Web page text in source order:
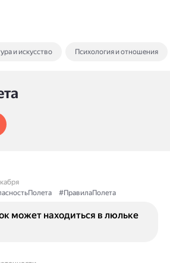
и искусство Психология и отношения
#ПравилаПолета
может находиться в люльке